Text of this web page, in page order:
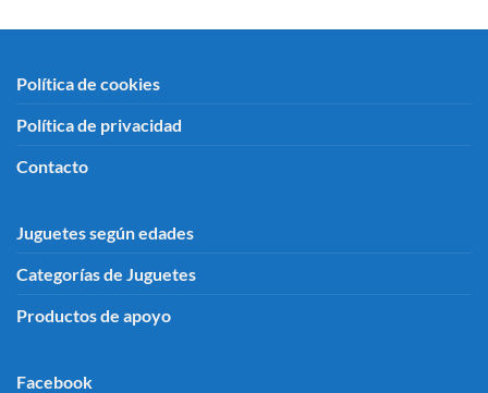
Política de cookies
Política de privacidad
Contacto
Juguetes según edades
Categorías de Juguetes
Productos de apoyo
Facebook